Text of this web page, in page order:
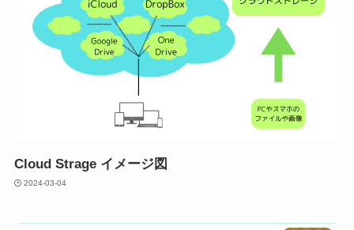
Cloud Strage イメージ図
2024-03-04